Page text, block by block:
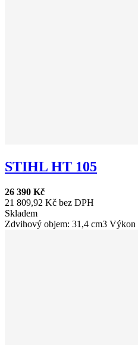
STIHL HT 105
26 390 Kč
21 809,92 Kč bez DPH
Skladem
Zdvihový objem: 31,4 cm3